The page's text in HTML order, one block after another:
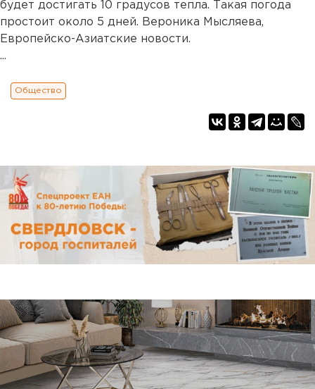
будет достигать 10 градусов тепла. Такая погода
простоит около 5 дней. Вероника Мысляева,
Европейско-Азиатские новости.
...
Общество